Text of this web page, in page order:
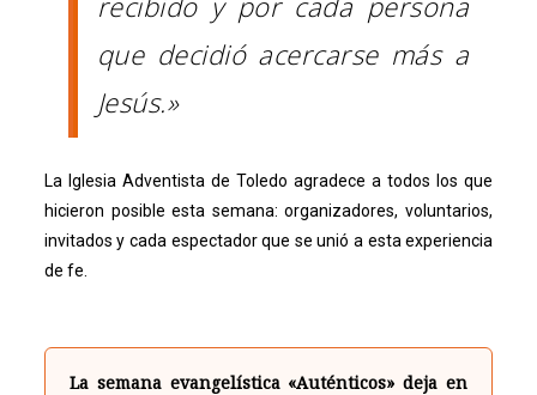
que decidió acercarse más a
Jesús.»
La Iglesia Adventista de Toledo agradece a todos los que
hicieron posible esta semana: organizadores, voluntarios,
invitados y cada espectador que se unió a esta experiencia
de fe.
La semana evangelística «Auténticos» deja en